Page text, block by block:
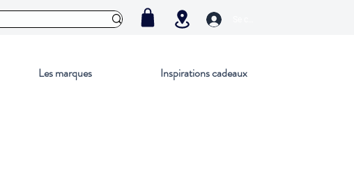
Les marques Inspirations cadeaux